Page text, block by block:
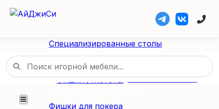
Складные покерные столы
Специализированные столы
Специализированные столы
Столы для американской рулетки
Столы из массива дерева
Фишки / Жетоны
Фишки для покера